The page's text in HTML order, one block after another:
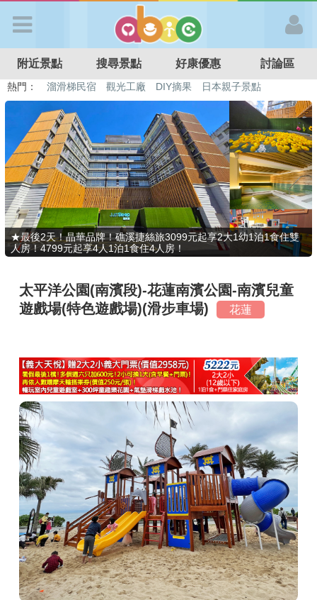
APP登入
首 頁
搜尋景點
好康優惠
最新消息
最新留言
推薦景點
聯絡我們
APP下載
附近景點 搜尋景點 好康優惠 討論區
熱門： 溜滑梯民宿 觀光工廠 DIY摘果
日本親子景點
特色遊戲場
親子住房優惠 台北親子餐廳 溫泉泡湯SPA
★最後2天！晶華品牌！礁溪捷絲旅3099元起享2大1幼1泊1食住雙
人房！4799元起享4人1泊1食住4人房！
太平洋公園(南濱段)-花蓮南濱公園-南濱兒童
遊戲場(特色遊戲場)(滑步車場)
花蓮